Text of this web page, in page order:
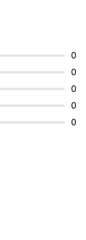
0
0
0
0
0